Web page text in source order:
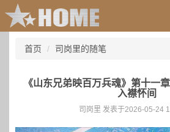
首页 司岗里的随笔
《山东兄弟映百万兵魂》第十一
入襟怀间
司岗里 发表于2026-05-24